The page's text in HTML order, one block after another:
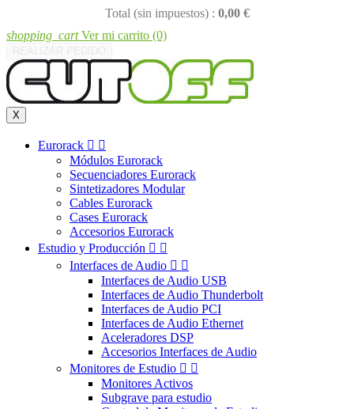
Total (sin impuestos) : 0,00 €
shopping_cart Ver mi carrito (0)
X
Eurorack  
Módulos Eurorack
Secuenciadores Eurorack
Sintetizadores Modular
Cables Eurorack
Cases Eurorack
Accesorios Eurorack
Estudio y Producción  
Interfaces de Audio  
Interfaces de Audio USB
Interfaces de Audio Thunderbolt
Interfaces de Audio PCI
Interfaces de Audio Ethernet
Aceleradores DSP
Accesorios Interfaces de Audio
Monitores de Estudio  
Monitores Activos
Subgrave para estudio